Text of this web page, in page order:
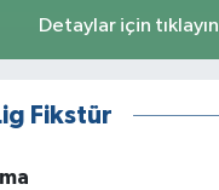
Detaylar için tıklayın
Fikstür